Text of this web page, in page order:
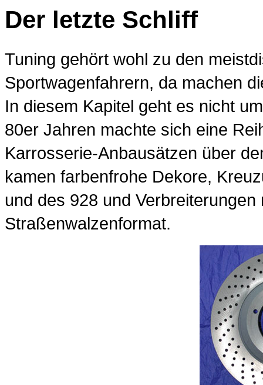
Der letzte Schliff
Tuning gehört wohl zu den
Sportwagenfahrern, da machen
In diesem Kapitel geht es nicht
80er Jahren machte sich eine
Karrosserie-Anbausätzen über
kamen farbenfrohe Dekore,
und des 928 und
Straßenwalzenformat.